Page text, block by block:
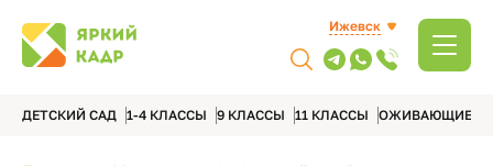
Ижевск
ДЕТСКИЙ САД 1-4 КЛАССЫ 9 КЛАССЫ 11 КЛАССЫ ОЖИВАЮЩИЕ